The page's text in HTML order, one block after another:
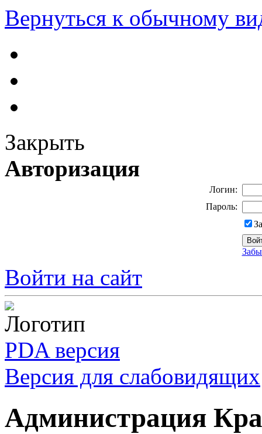
Вернуться к обычному
Закрыть
Авторизация
Логин:
Пароль:
Войти на сайт
PDA версия
Версия для слабовидящих
Администрация